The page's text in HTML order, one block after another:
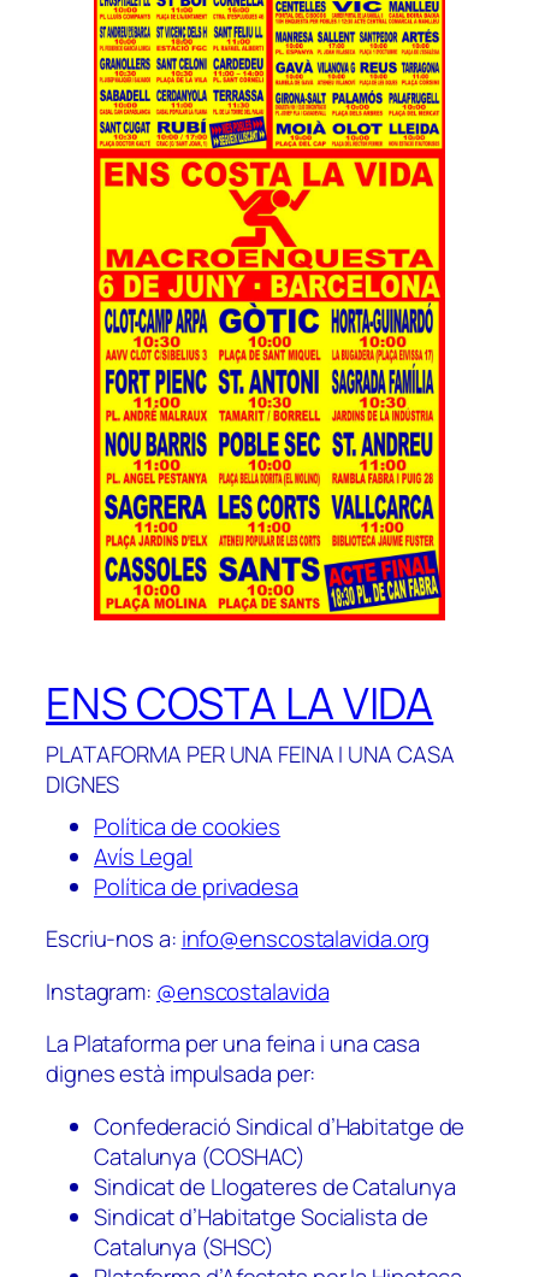
ENS COSTA LA VIDA
PLATAFORMA PER UNA FEINA I UNA CASA
DIGNES
Política de cookies
Avís Legal
Política de privadesa
Escriu-nos a: info@enscostalavida.org
Instagram: @enscostalavida
La Plataforma per una feina i una casa
dignes està impulsada per:
Confederació Sindical d’Habitatge de
Catalunya (COSHAC)
Sindicat de Llogateres de Catalunya
Sindicat d’Habitatge Socialista de
Catalunya (SHSC)